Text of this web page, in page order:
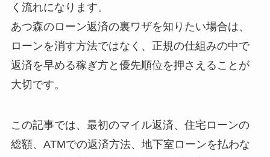
く流れになります。
あつ森のローン返済の裏ワザを知りたい場合は、
ローンを消す方法ではなく、正規の仕組みの中で
返済を早める稼ぎ方と優先順位を押さえることが
大切です。
この記事では、最初のマイル返済、住宅ローンの
総額、ATMでの返済方法、地下室ローンを払わな